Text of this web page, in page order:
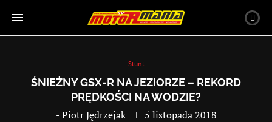
Stunt
ŚNIEŻNY GSX-R NA JEZIORZE – REKORD
PRĘDKOŚCI NA WODZIE?
-Piotr Jędrzejak 5 listopada 2018